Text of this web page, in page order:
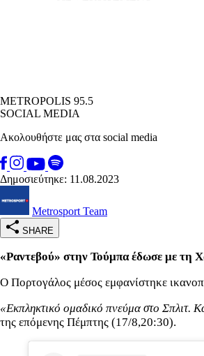
METROPOLIS 95.5
SOCIAL MEDIA
Ακολουθήστε μας στα social media
Δημοσιεύτηκε: 11.08.2023
Metrosport Team
SHARE
«Ραντεβού» στην Τούμπα έδωσε με τη
Ο Πορτογάλος μέσος εμφανίστηκε
«Εκπληκτικό ομαδικό πνεύμα στο Σπλιτ.
της επόμενης Πέμπτης (17/8,20:30).